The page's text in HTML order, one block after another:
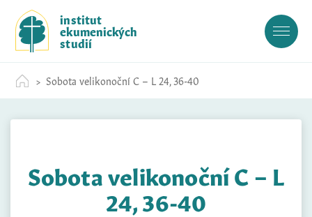
c
institut
ekumenických
studií
Sobota velikonoční C – L 24, 36-40
Sobota velikonoční C – L
24, 36-40